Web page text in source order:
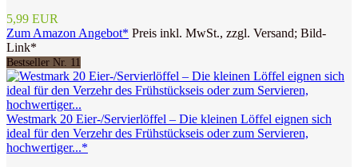
5,99 EUR
Zum Amazon Angebot* Preis inkl. MwSt., zzgl. Versand; Bild-
Link*
Bestseller Nr. 11
Westmark 20 Eier-/Servierlöffel – Die kleinen Löffel eignen sich
ideal für den Verzehr des Frühstückseis oder zum Servieren,
hochwertiger...*